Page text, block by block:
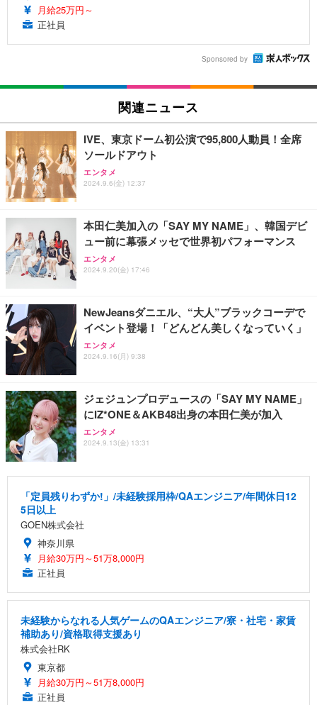
月給25万円～
正社員
Sponsored by
関連ニュース
IVE、東京ドーム初公演で95,800人動員！全席
ソールドアウト
エンタメ
2024.9.6(金) 12:37
本田仁美加入の「SAY MY NAME」、韓国デビ
ュー前に幕張メッセで世界初パフォーマンス
エンタメ
2024.9.20(金) 17:46
NewJeansダニエル、“大人”ブラックコーデで
イベント登場！「どんどん美しくなっていく」
エンタメ
2024.9.16(月) 9:38
ジェジュンプロデュースの「SAY MY NAME」
にIZ*ONE＆AKB48出身の本田仁美が加入
エンタメ
2024.9.13(金) 13:31
「定員残りわずか!」/未経験採用枠/QAエンジニア/年間休日12
5日以上
GOEN株式会社
神奈川県
月給30万円～51万8,000円
正社員
未経験からなれる人気ゲームのQAエンジニア/寮・社宅・家賃
補助あり/資格取得支援あり
株式会社RK
東京都
月給30万円～51万8,000円
正社員